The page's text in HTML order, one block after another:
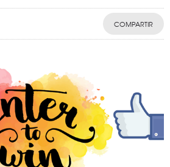
COMPARTIR